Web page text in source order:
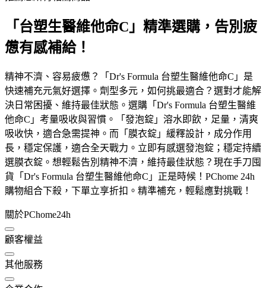
「台塑生醫維他命C」精準選購，告別疲
憊有感補給！
精神不濟、容易疲憊？「Dr's Formula 台塑生醫維他命C」是
快速補充元氣好選擇。劑型多元，如何挑最適合？選對才能解
決日常困擾、維持最佳狀態。選購「Dr's Formula 台塑生醫維
他命C」考量吸收與習慣。「發泡錠」溶水即飲，足量，清爽
吸收快，適合急需提神。而「膜衣錠」緩釋設計，成分作用
長，穩定保護，適合全天戰力。立即有感選發泡錠；穩定持續
選膜衣錠。想輕鬆告別精神不濟，維持最佳狀態？現在手刀囤
貨「Dr's Formula 台塑生醫維他命C」正是時候！PChome 24h
購物組合下殺，下單立享折扣。精準補充，輕鬆應對挑戰！
關於PChome24h
顧客權益
其他服務